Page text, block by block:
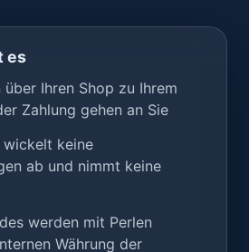
es
über Ihren Shop zu Ihrem
Zahlung gehen an Sie
keine
ab und nimmt keine
werden mit Perlen
Währung der